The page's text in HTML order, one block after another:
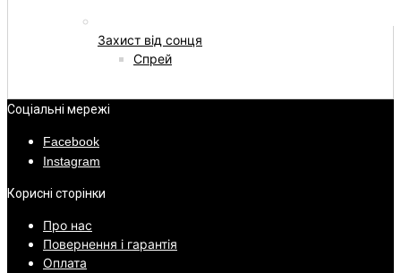
Захист від сонця
Спрей
Соціальні мережі
Facebook
Instagram
Корисні сторінки
Про нас
Повернення і гарантія
Оплата